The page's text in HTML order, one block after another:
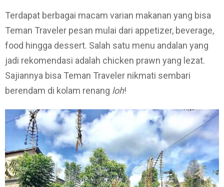
Terdapat berbagai macam varian makanan yang bisa
Teman Traveler pesan mulai dari appetizer, beverage,
food hingga dessert. Salah satu menu andalan yang
jadi rekomendasi adalah chicken prawn yang lezat.
Sajiannya bisa Teman Traveler nikmati sembari
berendam di kolam renang loh!